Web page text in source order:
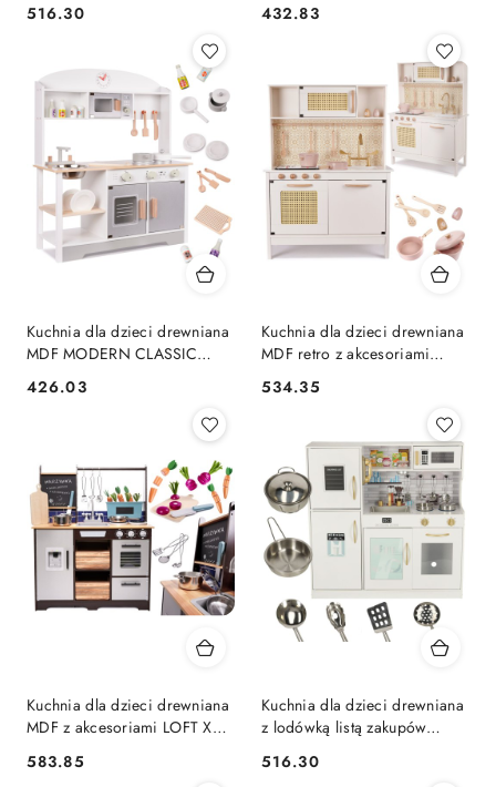
Cena:
516.30 Cena:
432.83
Kuchnia dla dzieci drewniana
MDF MODERN CLASSIC
akcesoria 82cm szara
Cena:
426.03
Kuchnia dla dzieci drewniana
MDF retro z akcesoriami
BOHO 100cm
Cena:
534.35
Kuchnia dla dzieci drewniana
MDF z akcesoriami LOFT XXL
Cena:
583.85
Kuchnia dla dzieci drewniana
z lodówką listą zakupów
garnki sztućce duża 80cm
Cena:
516.30